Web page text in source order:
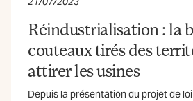
Réindustrialisation : la
couteaux tirés des
attirer les usines
Depuis la présentation du projet de